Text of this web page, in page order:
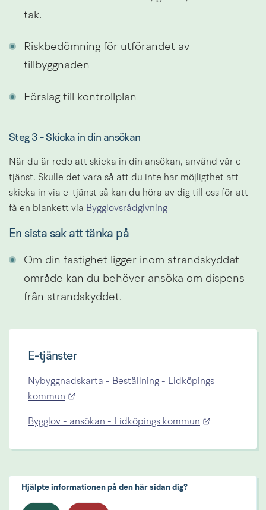
tak.
Riskbedömning för utförandet av
tillbyggnaden
Förslag till kontrollplan
Steg 3 - Skicka in din ansökan
När du är redo att skicka in din ansökan, använd vår e-
tjänst. Skulle det vara så att du inte har möjligthet att
skicka in via e-tjänst så kan du höra av dig till oss för att
få en blankett via Bygglovsrådgivning
En sista sak att tänka på
Om din fastighet ligger inom strandskyddat
område kan du behöver ansöka om dispens
från strandskyddet.
E-tjänster
Nybyggnadskarta - Beställning - Lidköpings
kommun
Bygglov - ansökan - Lidköpings kommun
Hjälpte informationen på den här sidan dig?